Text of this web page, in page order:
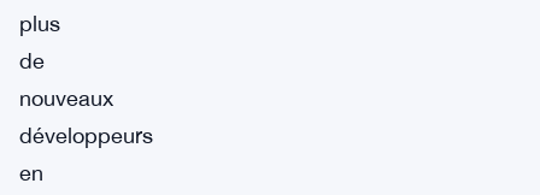
plus
de
nouveaux
développeurs
en